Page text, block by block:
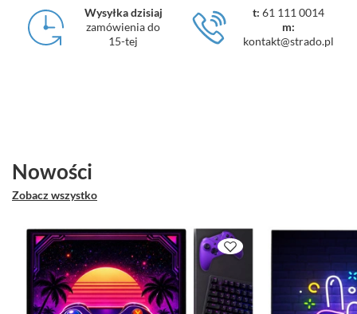
Wysyłka dzisiaj
zamówienia do
15-tej
t: 61 111 0014
m:
kontakt@strado.pl
Nowości
Zobacz wszystko